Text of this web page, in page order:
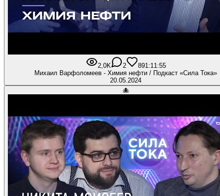
2,0K 2 891:11:55
Михаил Варфоломеев - Химия нефти / Подкаст «Сила Тока»
20.05.2024
🐙